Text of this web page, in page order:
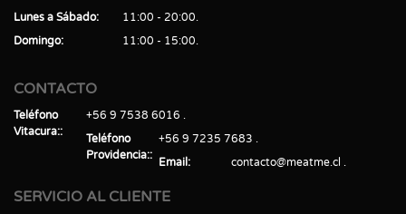
Lunes a Sábado
11:00 - 20:00
Domingo
11:00 - 15:00
CONTACTO
Teléfono
Vitacura:
+56 9 7538 6016
Teléfono
Providencia:
+56 9 7235 7683
Email
contacto@meatme.cl
SERVICIO AL CLIENTE